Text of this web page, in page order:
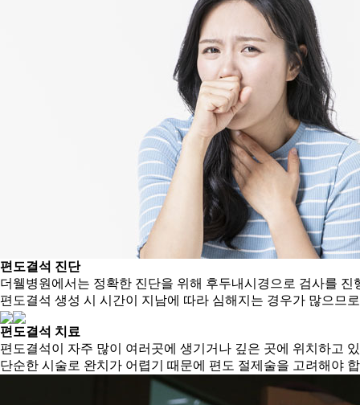
편도결석 진단
더웰병원에서는 정확한 진단을 위해 후두내시경으로 검사를 진
편도결석 생성 시 시간이 지남에 따라 심해지는 경우가 많으므
편도결석 치료
편도결석이 자주 많이 여러곳에 생기거나 깊은 곳에 위치하고
단순한 시술로 완치가 어렵기 때문에 편도 절제술을 고려해야